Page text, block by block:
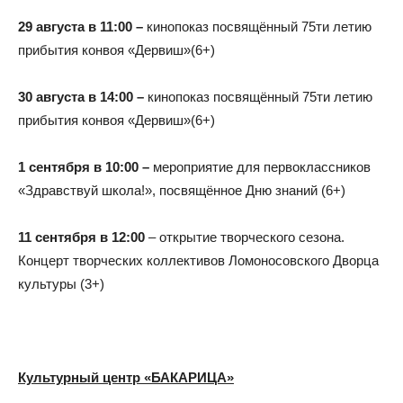
29 августа в 11:00 – кинопоказ посвящённый 75ти летию
прибытия конвоя «Дервиш»(6+)
30 августа в 14:00 – кинопоказ посвящённый 75ти летию
прибытия конвоя «Дервиш»(6+)
1 сентября в 10:00 – мероприятие для первоклассников
«Здравствуй школа!», посвящённое Дню знаний (6+)
11 сентября в 12:00 – открытие творческого сезона.
Концерт творческих коллективов Ломоносовского Дворца
культуры (3+)
Культурный центр «БАКАРИЦА»